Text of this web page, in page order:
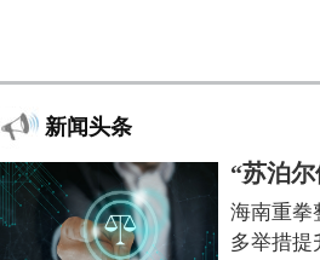
新闻头条
“苏泊
海南重拳
多举措提